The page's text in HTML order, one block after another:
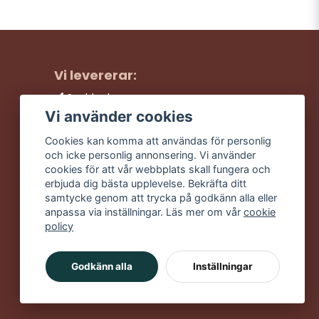
Vi levererar:
Snabba leveranser
Trygga köp
Fri frakt över 499:-
Trevlig kundtjänst
Vi använder cookies
Cookies kan komma att användas för personlig
och icke personlig annonsering. Vi använder
cookies för att vår webbplats skall fungera och
erbjuda dig bästa upplevelse. Bekräfta ditt
samtycke genom att trycka på godkänn alla eller
anpassa via inställningar. Läs mer om vårcookie
policy
Godkänn alla Inställningar